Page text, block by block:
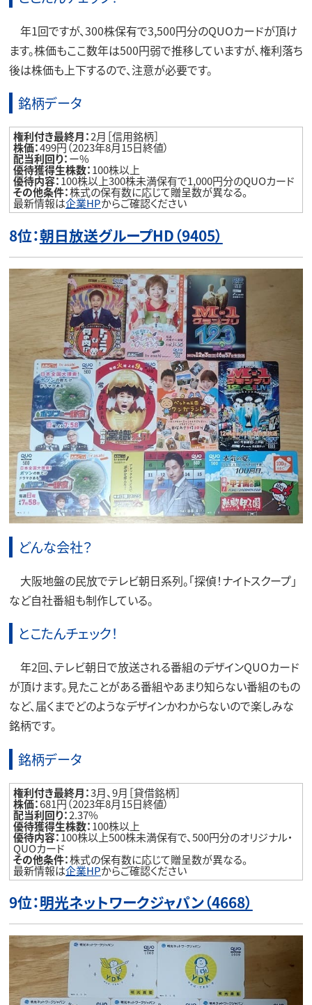
年1回ですが、300株保有で3,500円分のQUOカードが頂け
ます。株価もここ数年は500円弱で推移していますが、権利落ち
後は株価も上下するので、注意が必要です。
銘柄データ
権利付き最終月：2月［信用銘柄］
株価：499円（2023年8月15日終値）
配当利回り：ー%
優待獲得生株数：100株以上
優待内容：100株以上300株未満保有で1,000円分のQUOカード
その他条件：株式の保有数に応じて贈呈数が異なる。
最新情報は企業HPからご確認ください
8位：朝日放送グループHD（9405）
どんな会社？
大阪地盤の民放でテレビ朝日系列。「探偵！ナイトスクープ」
など自社番組も制作している。
とこたんチェック！
年2回、テレビ朝日で放送される番組のデザインQUOカード
が頂けます。見たことがある番組やあまり知らない番組のもの
など、届くまでどのようなデザインかわからないので楽しみな
銘柄です。
銘柄データ
権利付き最終月：3月、9月［貸借銘柄］
株価：681円（2023年8月15日終値）
配当利回り：2.37%
優待獲得生株数：100株以上
優待内容：100株以上500株未満保有で、500円分のオリジナル・
QUOカード
その他条件：株式の保有数に応じて贈呈数が異なる。
最新情報は企業HPからご確認ください
9位：明光ネットワークジャパン（4668）